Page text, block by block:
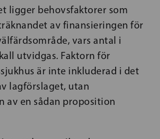
ligger behovsfaktorer som
av finansieringen för
vars antal i
utvidgas. Faktorn för
är inte inkluderad i det
lagförslaget, utan
av en sådan proposition